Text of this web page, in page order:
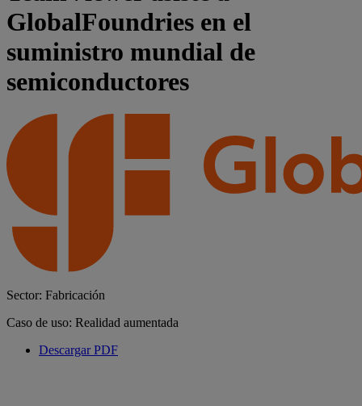
GlobalFoundries en el
suministro mundial de
semiconductores
Sector: Fabricación
Caso de uso: Realidad aumentada
Descargar PDF